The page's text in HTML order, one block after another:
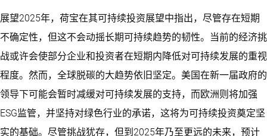
展望2025年，荷宝在其可持续投资展望中指出，尽管存在短期
不确定性，但这不会动摇长期可持续趋势的韧性。当前的经济挑
战或许会使部分企业和投资者在短期内降低对可持续发展的重视
程度。然而，全球脱碳的大趋势依旧坚定。美国在新一届政府的
领导下可能会暂时减缓对可持续发展的支持，而欧洲则将加强
ESG监管，并坚持对绿色行业的承诺，这将为可持续投资奠定坚
实的基础。尽管挑战犹存，但到2025年乃至更远的未来，预计